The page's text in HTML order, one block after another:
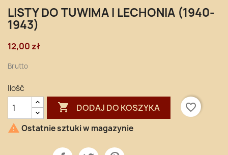
LISTY DO TUWIMA I LECHONIA (1940-
1943)
12,00 zł
Brutto
Ilość
 DODAJ DO KOSZYKA
favorite_border
 Ostatnie sztuki w magazynie